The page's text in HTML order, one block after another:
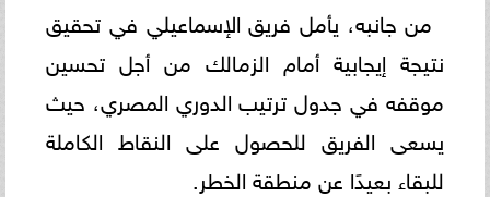
من جانبه، يأمل فريق الإسماعيلي في تحقيق
نتيجة إيجابية أمام الزمالك من أجل تحسين
موقفه في جدول ترتيب الدوري المصري، حيث
يسعى الفريق للحصول على النقاط الكاملة
للبقاء بعيدًا عن منطقة الخطر.